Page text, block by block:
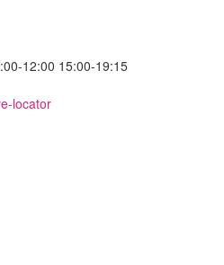
12:00 15:00-19:15
locator